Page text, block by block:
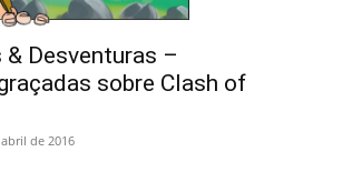
Desventuras –
sobre Clash of
de 2016